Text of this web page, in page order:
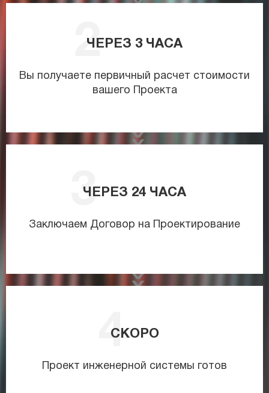
ЧЕРЕЗ 3 ЧАСА
Вы получаете первичный расчет стоимости
вашего Проекта
ЧЕРЕЗ 24 ЧАСА
Заключаем Договор на Проектирование
СКОРО
Проект инженерной системы готов